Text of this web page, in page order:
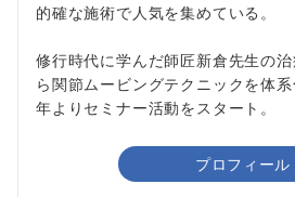
的確な施術で人気を集めている。
修行時代に学んだ師匠新倉先生の
ら関節ムービングテクニックを体
年よりセミナー活動をスタート。
プロフィール